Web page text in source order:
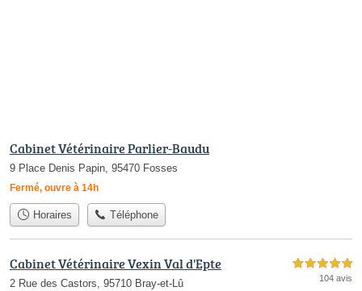
Cabinet Vétérinaire Parlier-Baudu
9 Place Denis Papin, 95470 Fosses
Fermé, ouvre à 14h
Horaires Téléphone
Cabinet Vétérinaire Vexin Val d'Epte
2 Rue des Castors, 95710 Bray-et-Lû
5,0 étoiles sur 5
104 avis